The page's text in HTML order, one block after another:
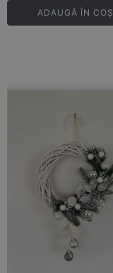
ADAUGĂ ÎN COȘ